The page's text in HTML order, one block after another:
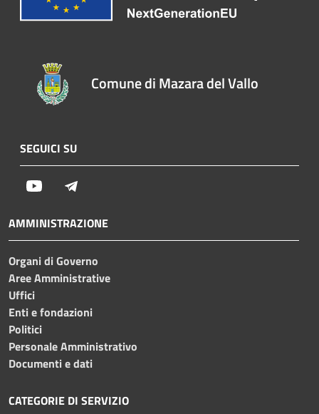
Comune di Mazara del Vallo
SEGUICI SU
Youtube
AMMINISTRAZIONE
Organi di Governo
Aree Amministrative
Uffici
Enti e fondazioni
Politici
Personale Amministrativo
Documenti e dati
CATEGORIE DI SERVIZIO